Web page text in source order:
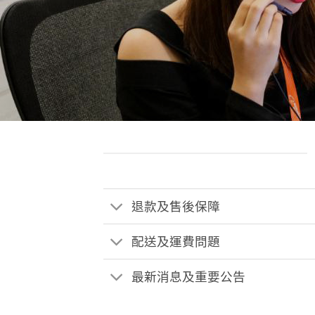
退款及售後保障
配送及運費問題
最新消息及重要公告